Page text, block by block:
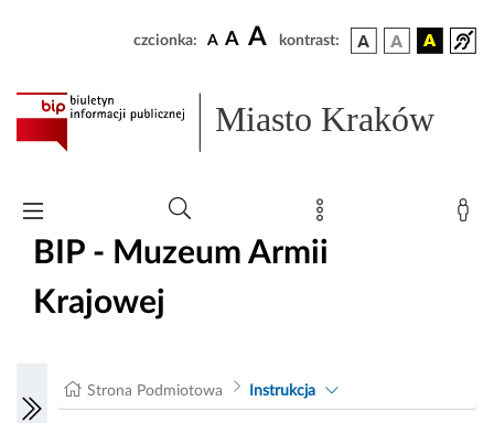
czcionka: A A A kontrast:
Miasto Kraków
BIP - Muzeum Armii
Krajowej
Strona Podmiotowa Instrukcja